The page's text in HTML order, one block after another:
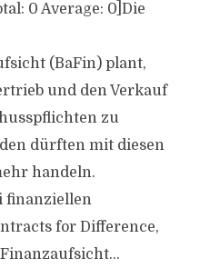
0 Average: 0]Die
(BaFin) plant,
und den Verkauf
zu
dürften mit diesen
handeln.
finanziellen
for Difference,